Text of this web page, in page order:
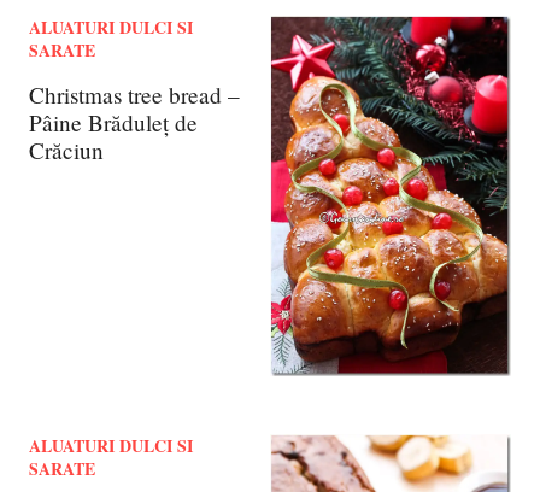
ALUATURI DULCI SI
SARATE
Christmas tree bread –
Pâine Brăduleț de
Crăciun
ALUATURI DULCI SI
SARATE